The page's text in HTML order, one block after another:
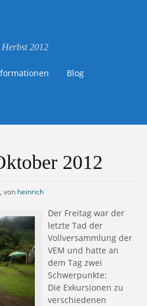
Herbst 2012
Blog
2012
, von heinrich
Der Freitag war der
letzte Tad der
Vollversammlung der
VEM und hatte an
dem Tag zwei
Schwerpunkte:
Die Exkursionen zu
verschiedenen